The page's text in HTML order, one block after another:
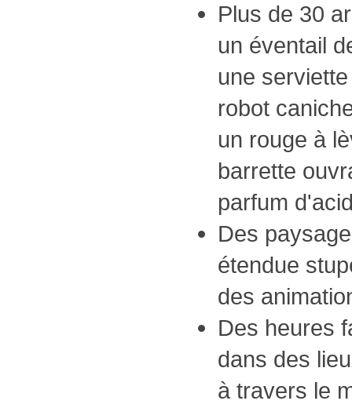
Plus de 30
un éventail
une
robot
un rouge à
barrette
parfum
Des
étendue
des
Des heures
dans des
à travers le